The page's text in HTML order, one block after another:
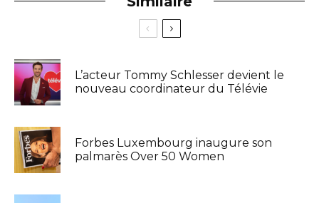
L’acteur Tommy Schlesser devient le
nouveau coordinateur du Télévie
Forbes Luxembourg inaugure son
palmarès Over 50 Women